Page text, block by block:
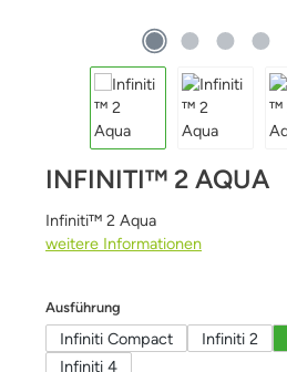
INFINITI™ 2 AQUA
Infiniti™ 2 Aqua
weitere Informationen
Ausführung
Infiniti Compact Infiniti 2
Infiniti 4